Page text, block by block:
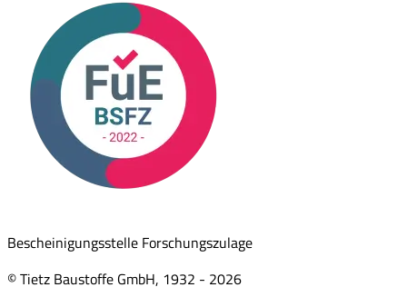
Bescheinigungsstelle Forschungszulage
© Tietz Baustoffe GmbH, 1932 - 2026